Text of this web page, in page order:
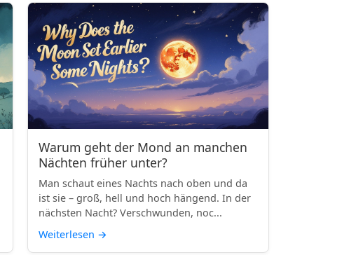
Warum geht der Mond an manchen
Nächten früher unter?
Man schaut eines Nachts nach oben und da
ist sie – groß, hell und hoch hängend. In der
nächsten Nacht? Verschwunden, noc...
Weiterlesen →